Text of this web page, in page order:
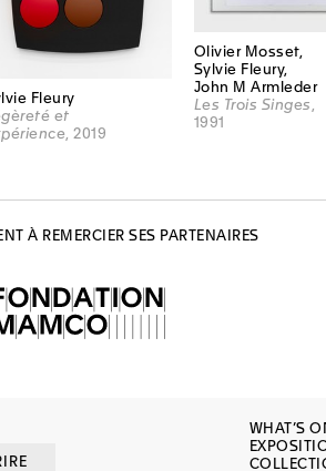
Fleury
et
, 2019
Olivier Mosset,
Sylvie Fleury,
John M Armleder
Les Trois Singes
1991
À REMERCIER SES PARTENAIRES
WHAT’S